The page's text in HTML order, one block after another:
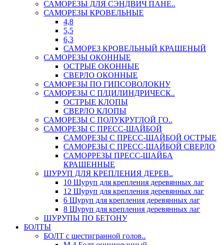
САМОРЕЗЫ ДЛЯ СЭНДВИЧ ПАНЕ..
САМОРЕЗЫ КРОВЕЛЬНЫЕ
4,8
5,5
6,3
САМОРЕЗ КРОВЕЛЬНЫЙ КРАШЕНЫЙ
САМОРЕЗЫ ОКОННЫЕ
ОСТРЫЕ ОКОННЫЕ
СВЕРЛО ОКОННЫЕ
САМОРЕЗЫ ПО ГИПСОВОЛОКНУ
САМОРЕЗЫ С П/ЦИЛИНДРИЧЕСК..
ОСТРЫЕ КЛОПЫ
СВЕРЛО КЛОПЫ
САМОРЕЗЫ С ПОЛУКРУГЛОЙ ГО..
САМОРЕЗЫ С ПРЕСС-ШАЙБОЙ
САМОРЕЗЫ С ПРЕСС-ШАЙБОЙ ОСТРЫЕ
САМОРЕЗЫ С ПРЕСС-ШАЙБОЙ СВЕРЛО
САМОРРЕЗЫ ПРЕСС-ШАЙБА
КРАШЕННЫЕ
ШУРУП ДЛЯ КРЕПЛЕНИЯ ДЕРЕВ..
10 Шуруп для крепления деревянных лаг
12 Шуруп для крепления деревянных лаг
6 Шуруп для крепления деревянных лаг
8 Шуруп для крепления деревянных лаг
ШУРУПЫ ПО БЕТОНУ
БОЛТЫ
БОЛТ с шестигранной голов..